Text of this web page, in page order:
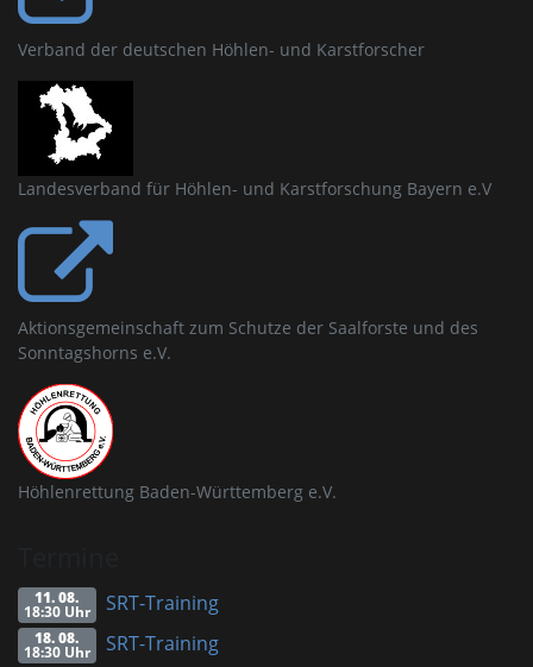
Verband der deutschen Höhlen- und Karstforscher
Landesverband für Höhlen- und Karstforschung Bayern e.V
Aktionsgemeinschaft zum Schutze der Saalforste und des
Sonntagshorns e.V.
Höhlenrettung Baden-Württemberg e.V.
11. 08.
18:30 Uhr SRT-Training
18. 08.
18:30 Uhr SRT-Training